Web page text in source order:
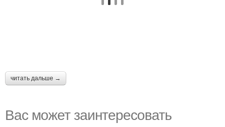
читать дальше →
Вас может заинтересовать